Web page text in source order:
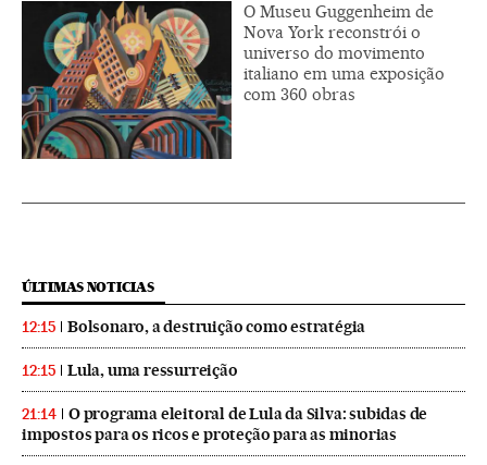
O Museu Guggenheim de
Nova York reconstrói o
universo do movimento
italiano em uma exposição
com 360 obras
ÚLTIMAS NOTICIAS
12:15 Bolsonaro, a destruição como estratégia
12:15 Lula, uma ressurreição
21:14
O programa eleitoral de Lula da Silva: subidas de
impostos para os ricos e proteção para as minorias